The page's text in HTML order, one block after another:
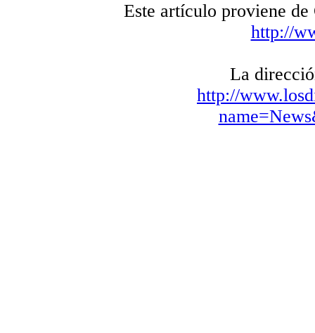
Este artículo proviene
http://
La
http://